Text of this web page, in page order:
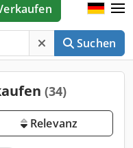
Suchen
(34)
Relevanz